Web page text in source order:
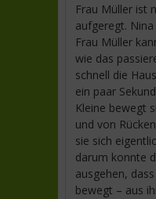
Frau Müller ist
aufgeregt.
Frau Müller
wie das
schnell die
ein paar
Kleine bewegt
und von
sie sich
darum konnte
ausgehen,
bewegt – aus